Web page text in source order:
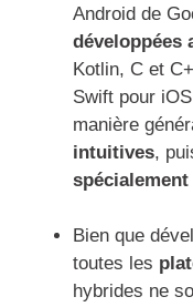
Android de
développées
Kotlin, C et
Swift pour
manière
intuitives,
Bien que
toutes les
hybrides ne